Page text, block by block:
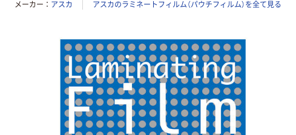
メーカー アスカ アスカのラミネートフィルム（パウチフィルム）を全て見る